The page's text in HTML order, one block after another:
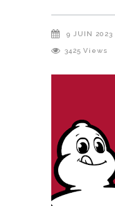
9 JUIN 2023
3425 Views